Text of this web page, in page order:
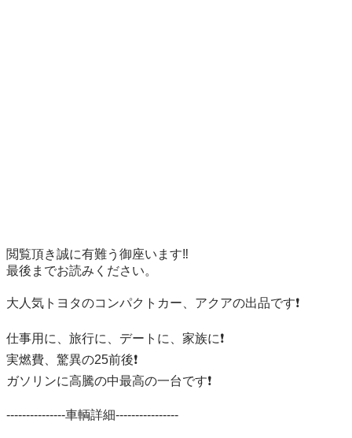
閲覧頂き誠に有難う御座います‼️
最後までお読みください。
大人気トヨタのコンパクトカー、アクアの出品です❗️
仕事用に、旅行に、デートに、家族に❗️
実燃費、驚異の25前後❗️
ガソリンに高騰の中最高の一台です❗️
---------------車輌詳細----------------